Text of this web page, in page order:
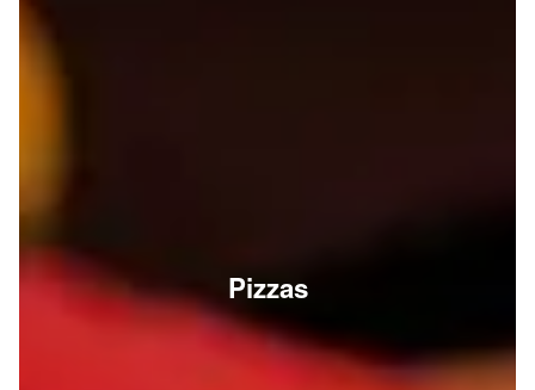
Pizzas